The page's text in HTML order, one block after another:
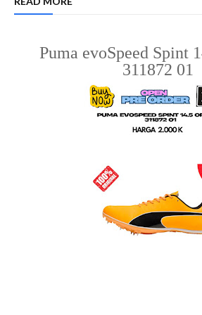
Puma evoSpeed Spint
311872 01